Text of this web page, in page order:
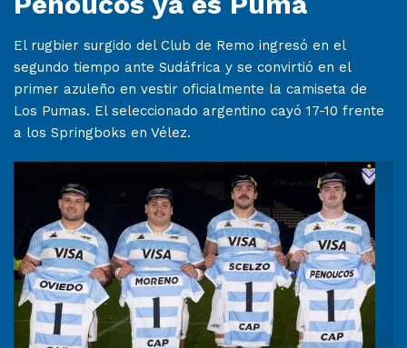
El rugbier surgido del Club de Remo ingresó en el
segundo tiempo ante Sudáfrica y se convirtió en el
primer azuleño en vestir oficialmente la camiseta de
Los Pumas. El seleccionado argentino cayó 17-10 frente
a los Springboks en Vélez.